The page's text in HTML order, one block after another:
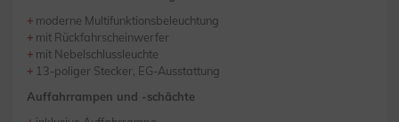
moderne Multifunktionsbeleuchtung
mit Rückfahrscheinwerfer
mit Nebelschlussleuchte
13-poliger Stecker, EG-Ausstattung
Auffahrrampen und -schächte